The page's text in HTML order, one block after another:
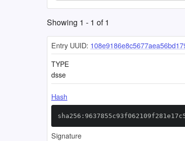
Showing 1 - 1 of1
Entry UUID:
TYPE
dsse
Hash
Signature